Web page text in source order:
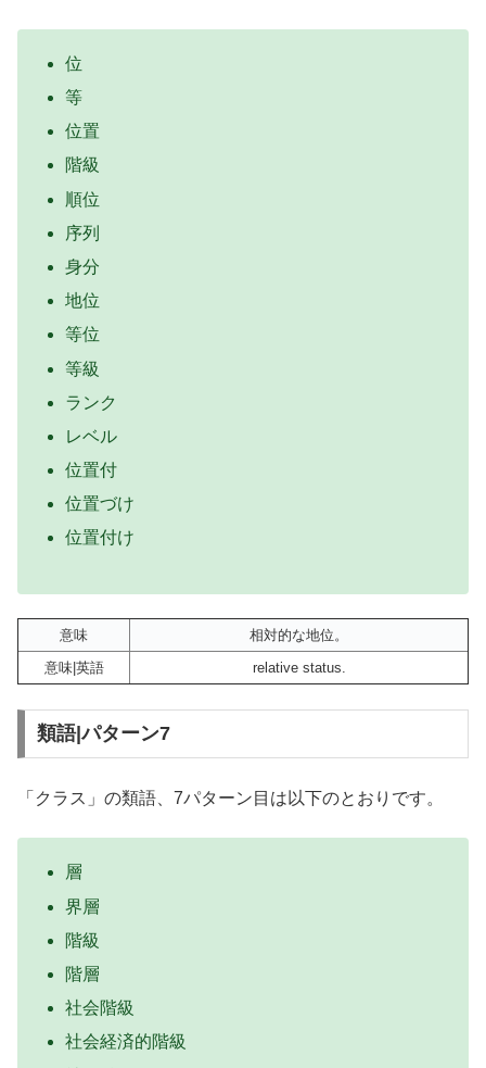
位
等
位置
階級
順位
序列
身分
地位
等位
等級
ランク
レベル
位置付
位置づけ
位置付け
意味
相対的な地位。
意味|英語
relative status.
類語|パターン7
「クラス」の類語、7パターン目は以下のとおりです。
層
界層
階級
階層
社会階級
社会経済的階級